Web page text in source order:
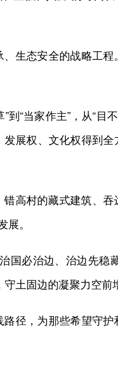
生态安全的战略工程
“当家作主”，从“目不
发展权、文化权得到
高村的藏式建筑、吞
。
必治边、治边先稳
土固边的凝聚力空前
径，为那些希望守护